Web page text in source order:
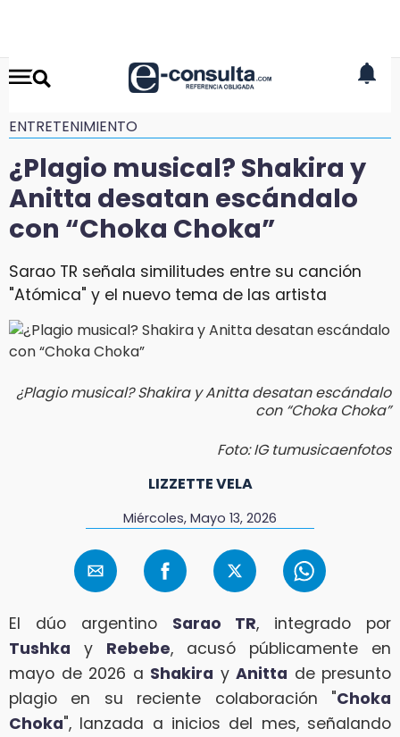
ENTRETENIMIENTO
¿Plagio musical? Shakira y
Anitta desatan escándalo
con “Choka Choka”
Sarao TR señala similitudes entre su canción
"Atómica" y el nuevo tema de las artista
¿Plagio musical? Shakira y Anitta desatan escándalo
con “Choka Choka”
Foto: IG tumusicaenfotos
LIZZETTE VELA
Miércoles, Mayo 13, 2026
El dúo argentino Sarao TR, integrado por
Tushka y Rebebe, acusó públicamente en
mayo de 2026 a Shakira y Anitta de presunto
plagio en su reciente colaboración "Choka
Choka", lanzada a inicios del mes, señalando